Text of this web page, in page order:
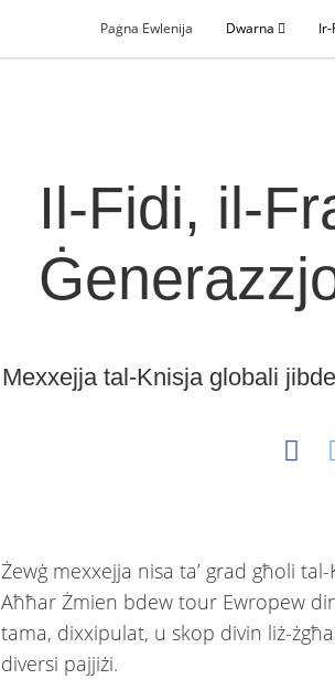
Paġna Ewlenija Dwarna
Il-Fidi, il-
Mexxejja tal-Knisja globali
Żewġ mexxejja nisa ta’ grad għoli
Aħħar Żmien bdew tour Ewropew
tama, dixxipulat, u skop divin liż-
diversi pajjiżi.